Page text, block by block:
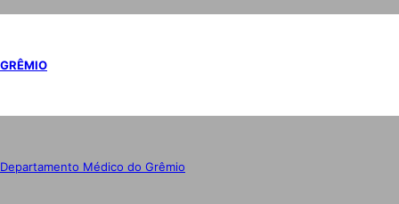
GRÊMIO
Departamento Médico do Grêmio